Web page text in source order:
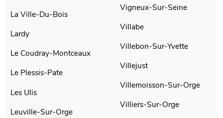
La Ville-Du-Bois
Lardy
Le Coudray-Montceaux
Le Plessis-Pate
Les Ulis
Leuville-Sur-Orge
Vigneux-Sur-Seine
Villabe
Villebon-Sur-Yvette
Villejust
Villemoisson-Sur-Orge
Villiers-Sur-Orge